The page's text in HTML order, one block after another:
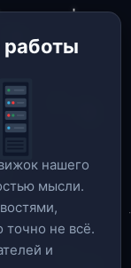
работы
нашего
мысли.
не всё.
и